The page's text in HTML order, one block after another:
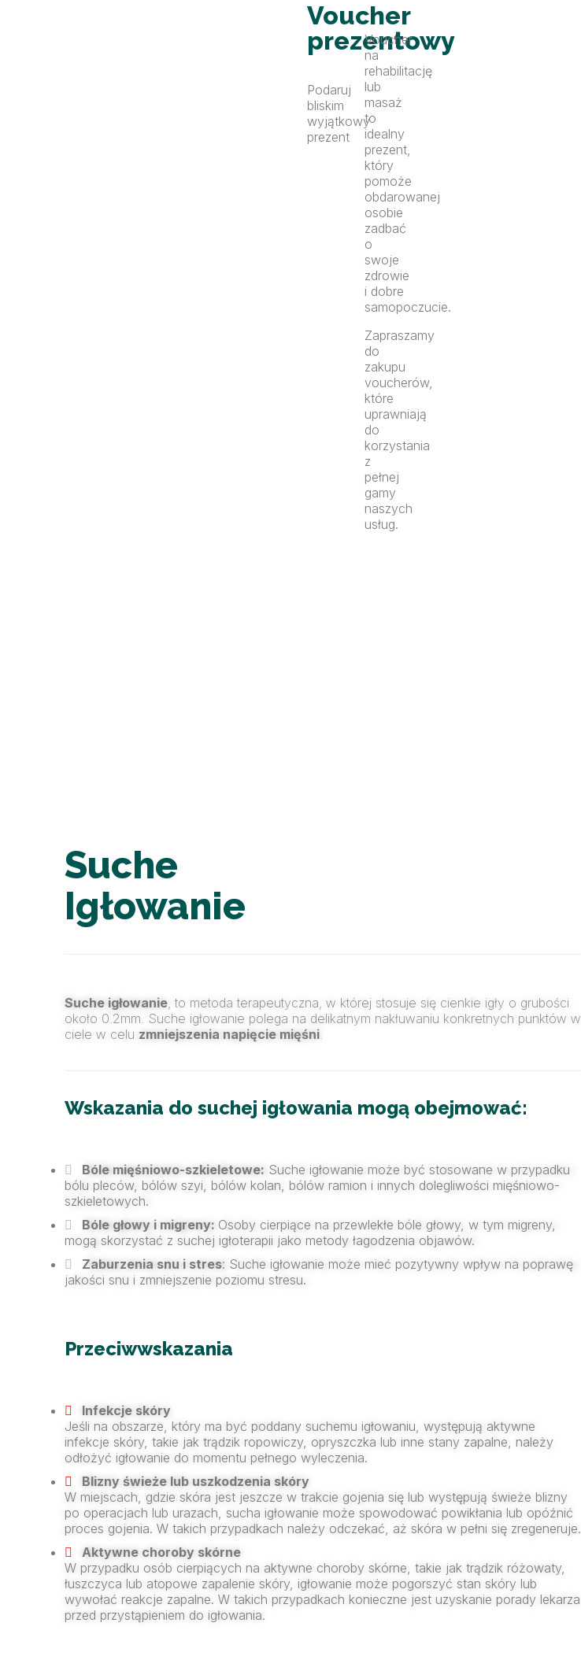
Voucher
prezentowy
Podaruj
bliskim
wyjątkowy
prezent
Voucher
na
rehabilitację
lub
masaż
to
idealny
prezent,
który
pomoże
obdarowanej
osobie
zadbać
o
swoje
zdrowie
i dobre
samopoczucie.
Zapraszamy
do
zakupu
voucherów,
które
uprawniają
do
korzystania
z
pełnej
gamy
naszych
usług.
Suche
Igłowanie
Suche igłowanie, to metoda terapeutyczna, w której stosuje się cienkie igły o grubości
około 0.2mm. Suche igłowanie polega na delikatnym nakłuwaniu konkretnych punktów w
ciele w celu zmniejszenia napięcie mięśni.
Wskazania do suchej igłowania mogą obejmować:
Bóle mięśniowo-szkieletowe: Suche igłowanie może być stosowane w przypadku
bólu pleców, bólów szyi, bólów kolan, bólów ramion i innych dolegliwości mięśniowo-
szkieletowych.
Bóle głowy i migreny: Osoby cierpiące na przewlekłe bóle głowy, w tym migreny,
mogą skorzystać z suchej igłoterapii jako metody łagodzenia objawów.
Zaburzenia snu i stres: Suche igłowanie może mieć pozytywny wpływ na poprawę
jakości snu i zmniejszenie poziomu stresu.
Przeciwwskazania
Infekcje skóry
Jeśli na obszarze, który ma być poddany suchemu igłowaniu, występują aktywne
infekcje skóry, takie jak trądzik ropowiczy, opryszczka lub inne stany zapalne, należy
odłożyć igłowanie do momentu pełnego wyleczenia.
Blizny świeże lub uszkodzenia skóry
W miejscach, gdzie skóra jest jeszcze w trakcie gojenia się lub występują świeże blizny
po operacjach lub urazach, sucha igłowanie może spowodować powikłania lub opóźnić
proces gojenia. W takich przypadkach należy odczekać, aż skóra w pełni się zregeneruje.
Aktywne choroby skórne
W przypadku osób cierpiących na aktywne choroby skórne, takie jak trądzik różowaty,
łuszczyca lub atopowe zapalenie skóry, igłowanie może pogorszyć stan skóry lub
wywołać reakcje zapalne. W takich przypadkach konieczne jest uzyskanie porady lekarza
przed przystąpieniem do igłowania.